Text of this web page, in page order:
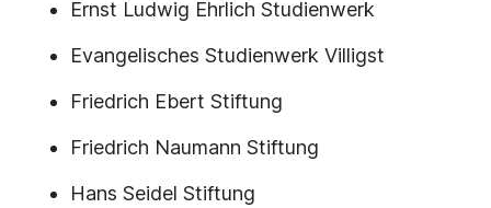
Ernst Ludwig Ehrlich Studienwerk
Evangelisches Studienwerk Villigst
Friedrich Ebert Stiftung
Friedrich Naumann Stiftung
Hans Seidel Stiftung